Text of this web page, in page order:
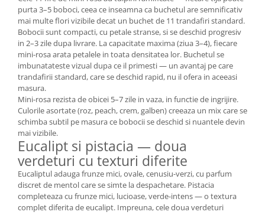
purta 3–5 boboci, ceea ce inseamna ca buchetul are semnificativ
mai multe flori vizibile decat un buchet de 11 trandafiri standard.
Bobocii sunt compacti, cu petale stranse, si se deschid progresiv
in 2–3 zile dupa livrare. La capacitate maxima (ziua 3–4), fiecare
mini-rosa arata petalele in toata densitatea lor. Buchetul se
imbunatateste vizual dupa ce il primesti — un avantaj pe care
trandafirii standard, care se deschid rapid, nu il ofera in aceeasi
masura.
Mini-rosa rezista de obicei 5–7 zile in vaza, in functie de ingrijire.
Culorile asortate (roz, peach, crem, galben) creeaza un mix care se
schimba subtil pe masura ce bobocii se deschid si nuantele devin
mai vizibile.
Eucalipt si pistacia — doua
verdeturi cu texturi diferite
Eucaliptul adauga frunze mici, ovale, cenusiu-verzi, cu parfum
discret de mentol care se simte la despachetare. Pistacia
completeaza cu frunze mici, lucioase, verde-intens — o textura
complet diferita de eucalipt. Impreuna, cele doua verdeturi